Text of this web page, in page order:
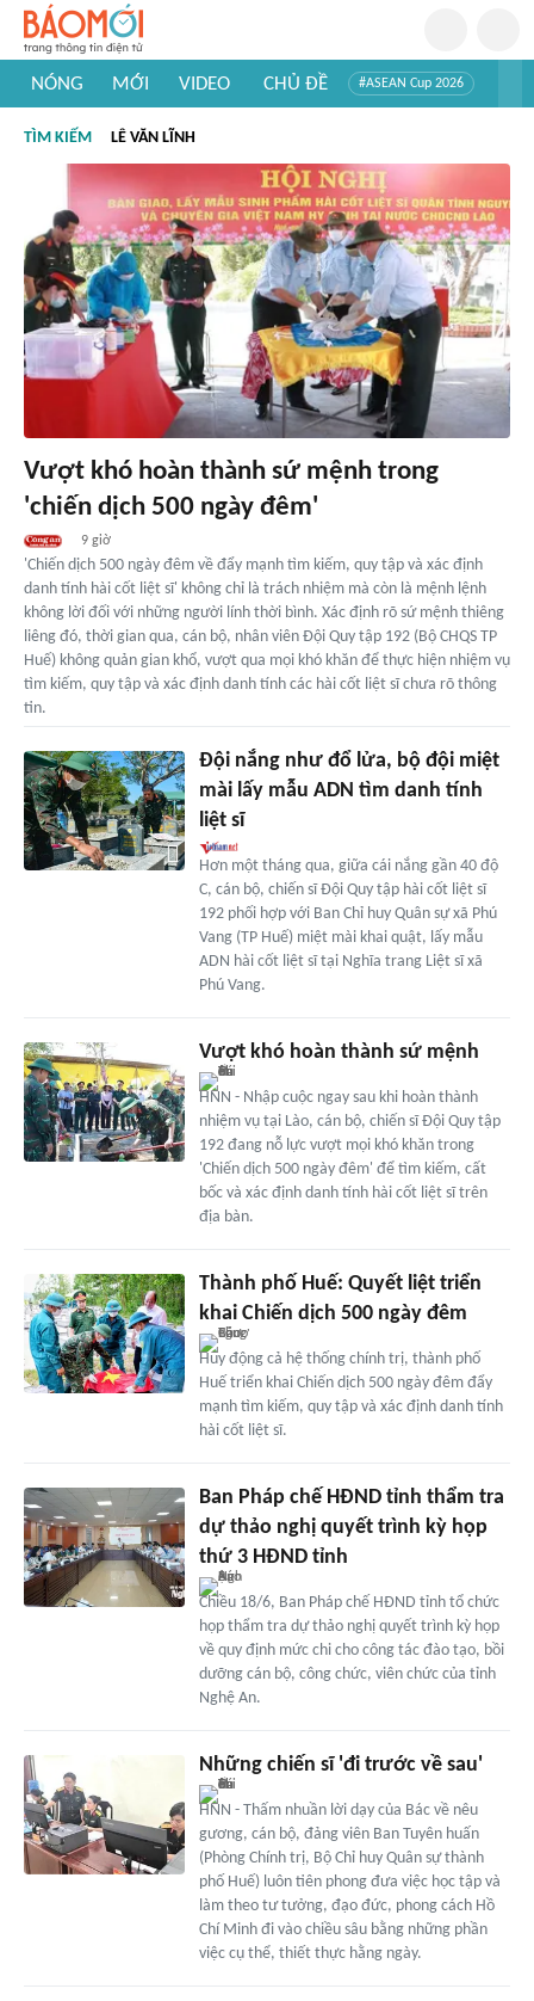
NÓNG MỚI VIDEO CHỦ ĐỀ #ASEAN Cup 2026
#Khám phá thế giới
TÌM KIẾM LÊ VĂN LĨNH
Vượt khó hoàn thành sứ mệnh trong
'chiến dịch 500 ngày đêm'
9 giờ
'Chiến dịch 500 ngày đêm về đẩy mạnh tìm kiếm, quy tập và xác định
danh tính hài cốt liệt sĩ' không chỉ là trách nhiệm mà còn là mệnh lệnh
không lời đối với những người lính thời bình. Xác định rõ sứ mệnh thiêng
liêng đó, thời gian qua, cán bộ, nhân viên Đội Quy tập 192 (Bộ CHQS TP
Huế) không quản gian khổ, vượt qua mọi khó khăn để thực hiện nhiệm vụ
tìm kiếm, quy tập và xác định danh tính các hài cốt liệt sĩ chưa rõ thông
tin.
Đội nắng như đổ lửa, bộ đội miệt
mài lấy mẫu ADN tìm danh tính
liệt sĩ
Hơn một tháng qua, giữa cái nắng gần 40 độ
C, cán bộ, chiến sĩ Đội Quy tập hài cốt liệt sĩ
192 phối hợp với Ban Chỉ huy Quân sự xã Phú
Vang (TP Huế) miệt mài khai quật, lấy mẫu
ADN hài cốt liệt sĩ tại Nghĩa trang Liệt sĩ xã
Phú Vang.
Vượt khó hoàn thành sứ mệnh
HNN - Nhập cuộc ngay sau khi hoàn thành
nhiệm vụ tại Lào, cán bộ, chiến sĩ Đội Quy tập
192 đang nỗ lực vượt mọi khó khăn trong
'Chiến dịch 500 ngày đêm' để tìm kiếm, cất
bốc và xác định danh tính hài cốt liệt sĩ trên
địa bàn.
Thành phố Huế: Quyết liệt triển
khai Chiến dịch 500 ngày đêm
Huy động cả hệ thống chính trị, thành phố
Huế triển khai Chiến dịch 500 ngày đêm đẩy
mạnh tìm kiếm, quy tập và xác định danh tính
hài cốt liệt sĩ.
Ban Pháp chế HĐND tỉnh thẩm tra
dự thảo nghị quyết trình kỳ họp
thứ 3 HĐND tỉnh
Chiều 18/6, Ban Pháp chế HĐND tỉnh tổ chức
họp thẩm tra dự thảo nghị quyết trình kỳ họp
về quy định mức chi cho công tác đào tạo, bồi
dưỡng cán bộ, công chức, viên chức của tỉnh
Nghệ An.
Những chiến sĩ 'đi trước về sau'
HNN - Thấm nhuần lời dạy của Bác về nêu
gương, cán bộ, đảng viên Ban Tuyên huấn
(Phòng Chính trị, Bộ Chỉ huy Quân sự thành
phố Huế) luôn tiên phong đưa việc học tập và
làm theo tư tưởng, đạo đức, phong cách Hồ
Chí Minh đi vào chiều sâu bằng những phần
việc cụ thể, thiết thực hằng ngày.